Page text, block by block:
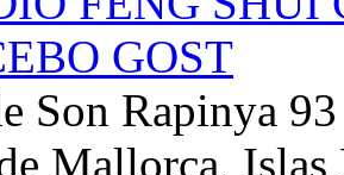
GOST
Son Rapinya 93
Mallorca, Islas